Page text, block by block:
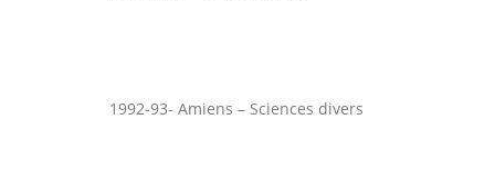
1992-93- Amiens – Sciences divers